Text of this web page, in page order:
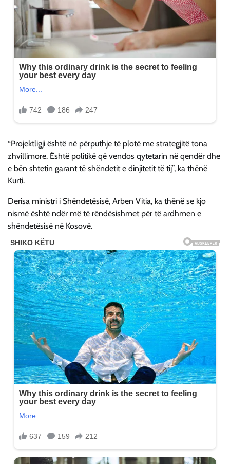
“Projektligji është në përputhje të plotë me strategjitë tona
zhvillimore. Është politikë që vendos qytetarin në qendër dhe
e bën shtetin garant të shëndetit e dinjitetit të tij”, ka thënë
Kurti.
Derisa ministri i Shëndetësisë, Arben Vitia, ka thënë se kjo
nismë është ndër më të rëndësishmet për të ardhmen e
shëndetësisë në Kosovë.